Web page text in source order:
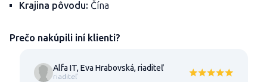
Krajina pôvodu: Čína
Prečo nakúpili iní klienti?
Alfa IT, Eva Hrabovská, riaditeľ
riaditeľ